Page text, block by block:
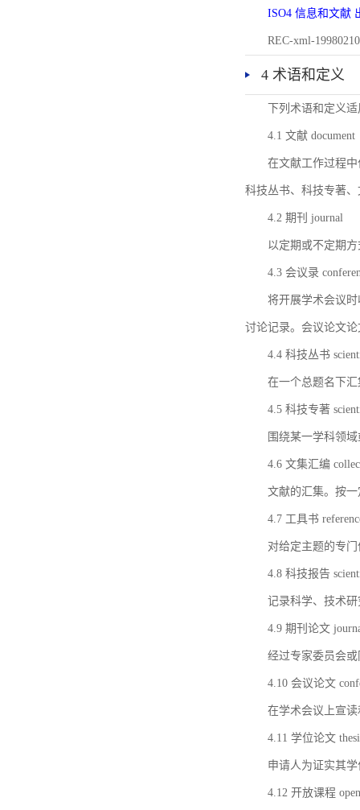
ISO4 信息和文献
REC-xml-
4 术语和定义
下列术语和定义
4.1 文献 document
在文献工作过程
科技丛书、科技专著
4.2 期刊 journal
以定期或不定期
4.3 会议录
将开展学术会议
讨论记录。会议论文
4.4 科技丛书
在一个总题名下
4.5 科技专著
围绕某一学科领
4.6 文集汇编
文献的汇集。按
4.7 工具书
对给定主题的专
4.8 科技报告
记录科学、技术
4.9 期刊论文
经过专家委员会
4.10 会议论文
在学术会议上宣
4.11 学位论文
申请人为证实其
4.12 开放课程